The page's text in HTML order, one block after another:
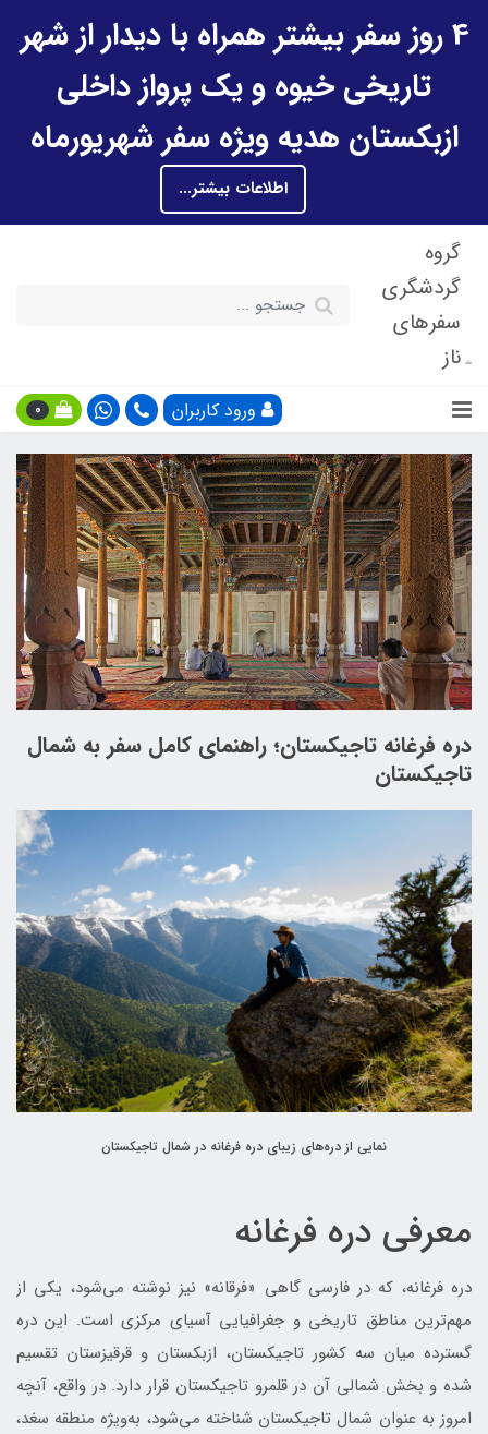
4 روز سفر بیشتر همراه با دیدار از شهر
تاریخی خیوه و یک پرواز داخلی
ازبکستان هدیه ویژه سفر شهریورماه
اطلاعات بیشتر...
گروه
گردشگری
سفرهای
ناز
ورود کاربران 0
دره فرغانه تاجیکستان؛ راهنمای کامل سفر به شمال
تاجیکستان
نمایی از دره‌های زیبای دره فرغانه در شمال تاجیکستان
معرفی دره فرغانه
دره فرغانه، که در فارسی گاهی «فرقانه» نیز نوشته می‌شود، یکی از
مهم‌ترین مناطق تاریخی و جغرافیایی آسیای مرکزی است. این دره
گسترده میان سه کشور تاجیکستان، ازبکستان و قرقیزستان تقسیم
شده و بخش شمالی آن در قلمرو تاجیکستان قرار دارد. در واقع، آنچه
امروز به عنوان شمال تاجیکستان شناخته می‌شود، به‌ویژه منطقه سغد،